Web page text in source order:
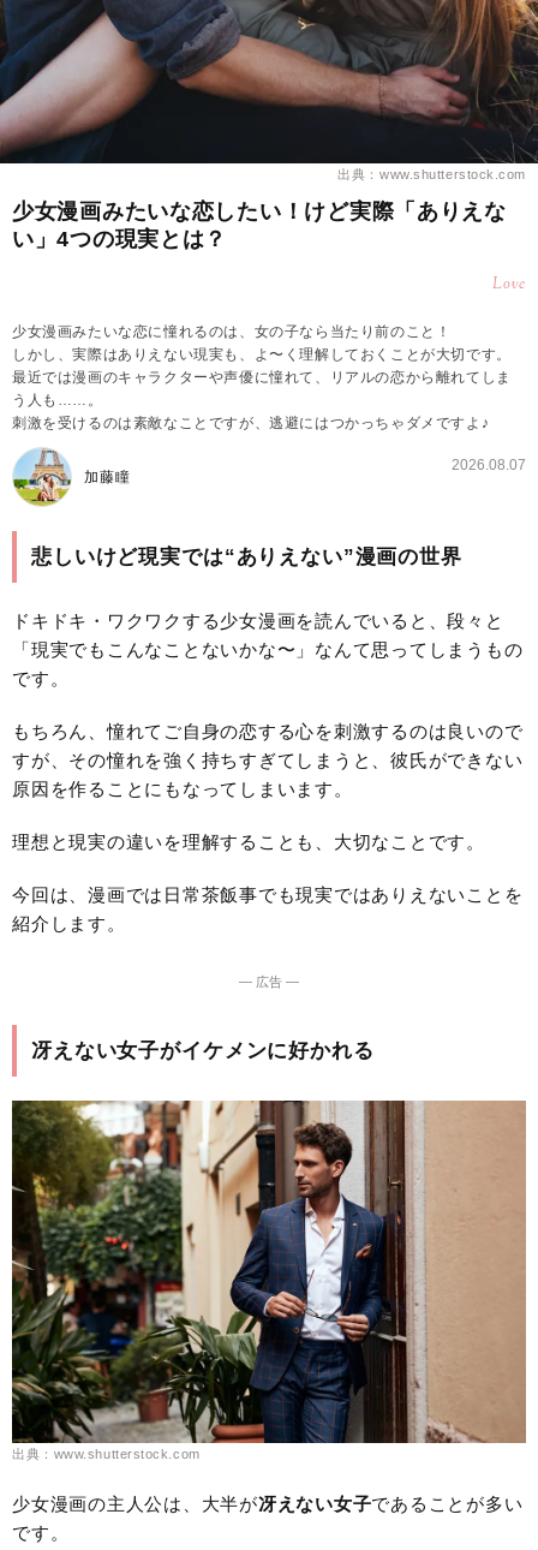
出典：www.shutterstock.com
少女漫画みたいな恋したい！けど実際「ありえな
い」4つの現実とは？
Love
少女漫画みたいな恋に憧れるのは、女の子なら当たり前のこと！
しかし、実際はありえない現実も、よ〜く理解しておくことが大切です。
最近では漫画のキャラクターや声優に憧れて、リアルの恋から離れてしま
う人も……。
刺激を受けるのは素敵なことですが、逃避にはつかっちゃダメですよ♪
加藤瞳
2026.08.07
悲しいけど現実では“ありえない”漫画の世界
ドキドキ・ワクワクする少女漫画を読んでいると、段々と
「現実でもこんなことないかな〜」なんて思ってしまうもの
です。
もちろん、憧れてご自身の恋する心を刺激するのは良いので
すが、その憧れを強く持ちすぎてしまうと、彼氏ができない
原因を作ることにもなってしまいます。
理想と現実の違いを理解することも、大切なことです。
今回は、漫画では日常茶飯事でも現実ではありえないことを
紹介します。
― 広告 ―
冴えない女子がイケメンに好かれる
出典：www.shutterstock.com
少女漫画の主人公は、大半が冴えない女子であることが多い
です。